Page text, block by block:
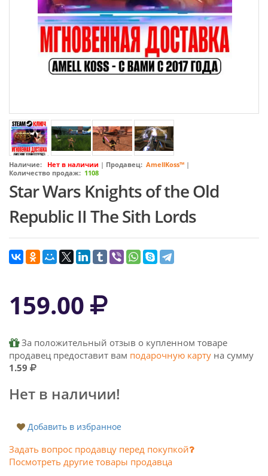
Наличие: Нет в наличии | Продавец: AmellKoss™ |
Количество продаж: 1108
Star Wars Knights of the Old
Republic II The Sith Lords
159.00
За положительный отзыв о купленном товаре
продавец предоставит вам подарочную карту на сумму
1.59
Нет в наличии!
Добавить в избранное
Задать вопрос продавцу перед покупкой
Посмотреть другие товары продавца